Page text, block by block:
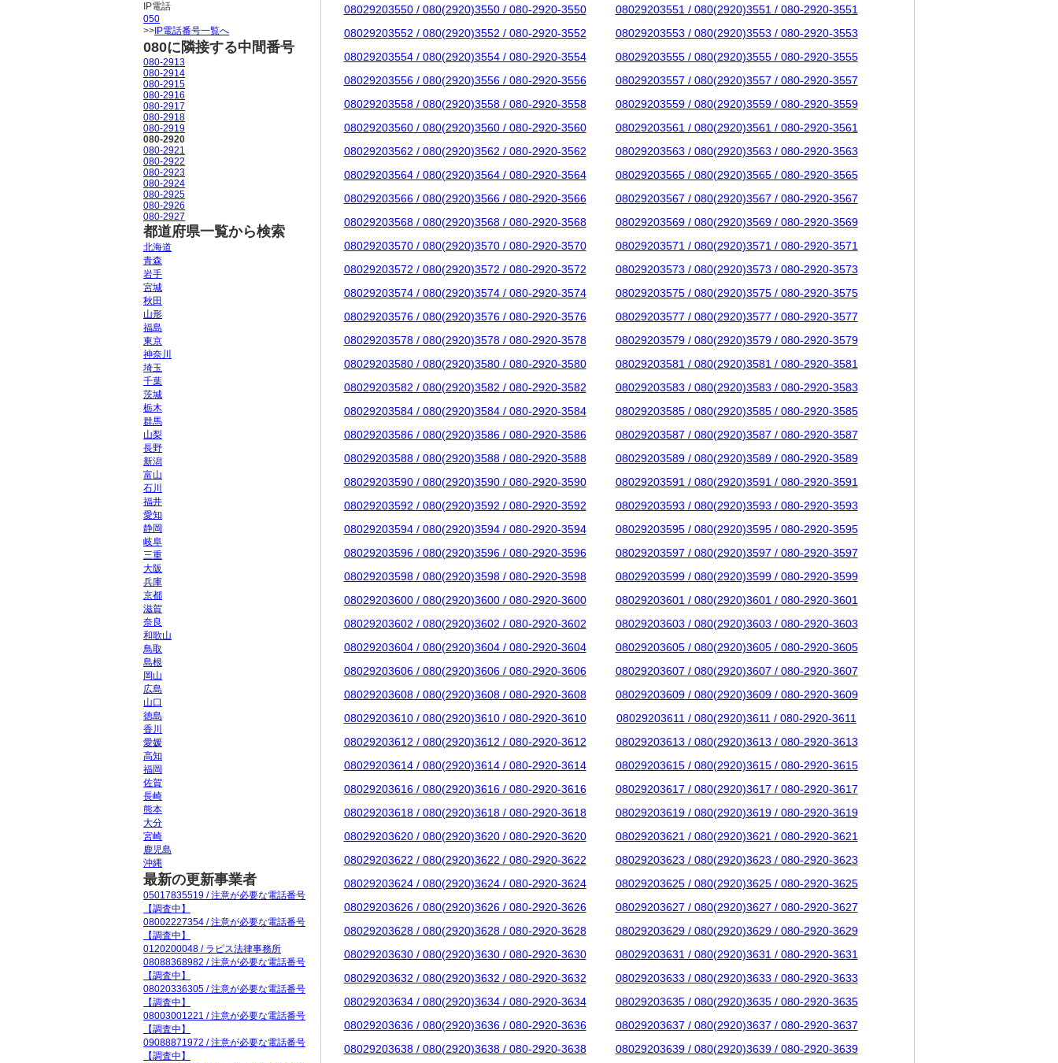
08029203550 / 080(2920)3550 / 080-2920-3550
08029203551 / 080(2920)3551 / 080-2920-3551
08029203552 / 080(2920)3552 / 080-2920-3552
08029203553 / 080(2920)3553 / 080-2920-3553
08029203554 / 080(2920)3554 / 080-2920-3554
08029203555 / 080(2920)3555 / 080-2920-3555
08029203556 / 080(2920)3556 / 080-2920-3556
08029203557 / 080(2920)3557 / 080-2920-3557
08029203558 / 080(2920)3558 / 080-2920-3558
08029203559 / 080(2920)3559 / 080-2920-3559
08029203560 / 080(2920)3560 / 080-2920-3560
08029203561 / 080(2920)3561 / 080-2920-3561
08029203562 / 080(2920)3562 / 080-2920-3562
08029203563 / 080(2920)3563 / 080-2920-3563
08029203564 / 080(2920)3564 / 080-2920-3564
08029203565 / 080(2920)3565 / 080-2920-3565
08029203566 / 080(2920)3566 / 080-2920-3566
08029203567 / 080(2920)3567 / 080-2920-3567
08029203568 / 080(2920)3568 / 080-2920-3568
08029203569 / 080(2920)3569 / 080-2920-3569
08029203570 / 080(2920)3570 / 080-2920-3570
08029203571 / 080(2920)3571 / 080-2920-3571
08029203572 / 080(2920)3572 / 080-2920-3572
08029203573 / 080(2920)3573 / 080-2920-3573
08029203574 / 080(2920)3574 / 080-2920-3574
08029203575 / 080(2920)3575 / 080-2920-3575
08029203576 / 080(2920)3576 / 080-2920-3576
08029203577 / 080(2920)3577 / 080-2920-3577
08029203578 / 080(2920)3578 / 080-2920-3578
08029203579 / 080(2920)3579 / 080-2920-3579
08029203580 / 080(2920)3580 / 080-2920-3580
08029203581 / 080(2920)3581 / 080-2920-3581
08029203582 / 080(2920)3582 / 080-2920-3582
08029203583 / 080(2920)3583 / 080-2920-3583
08029203584 / 080(2920)3584 / 080-2920-3584
08029203585 / 080(2920)3585 / 080-2920-3585
08029203586 / 080(2920)3586 / 080-2920-3586
08029203587 / 080(2920)3587 / 080-2920-3587
08029203588 / 080(2920)3588 / 080-2920-3588
08029203589 / 080(2920)3589 / 080-2920-3589
08029203590 / 080(2920)3590 / 080-2920-3590
08029203591 / 080(2920)3591 / 080-2920-3591
08029203592 / 080(2920)3592 / 080-2920-3592
08029203593 / 080(2920)3593 / 080-2920-3593
08029203594 / 080(2920)3594 / 080-2920-3594
08029203595 / 080(2920)3595 / 080-2920-3595
08029203596 / 080(2920)3596 / 080-2920-3596
08029203597 / 080(2920)3597 / 080-2920-3597
08029203598 / 080(2920)3598 / 080-2920-3598
08029203599 / 080(2920)3599 / 080-2920-3599
08029203600 / 080(2920)3600 / 080-2920-3600
08029203601 / 080(2920)3601 / 080-2920-3601
08029203602 / 080(2920)3602 / 080-2920-3602
08029203603 / 080(2920)3603 / 080-2920-3603
08029203604 / 080(2920)3604 / 080-2920-3604
08029203605 / 080(2920)3605 / 080-2920-3605
08029203606 / 080(2920)3606 / 080-2920-3606
08029203607 / 080(2920)3607 / 080-2920-3607
08029203608 / 080(2920)3608 / 080-2920-3608
08029203609 / 080(2920)3609 / 080-2920-3609
08029203610 / 080(2920)3610 / 080-2920-3610
08029203611 / 080(2920)3611 / 080-2920-3611
08029203612 / 080(2920)3612 / 080-2920-3612
08029203613 / 080(2920)3613 / 080-2920-3613
08029203614 / 080(2920)3614 / 080-2920-3614
08029203615 / 080(2920)3615 / 080-2920-3615
08029203616 / 080(2920)3616 / 080-2920-3616
08029203617 / 080(2920)3617 / 080-2920-3617
08029203618 / 080(2920)3618 / 080-2920-3618
08029203619 / 080(2920)3619 / 080-2920-3619
08029203620 / 080(2920)3620 / 080-2920-3620
08029203621 / 080(2920)3621 / 080-2920-3621
08029203622 / 080(2920)3622 / 080-2920-3622
08029203623 / 080(2920)3623 / 080-2920-3623
08029203624 / 080(2920)3624 / 080-2920-3624
08029203625 / 080(2920)3625 / 080-2920-3625
08029203626 / 080(2920)3626 / 080-2920-3626
08029203627 / 080(2920)3627 / 080-2920-3627
08029203628 / 080(2920)3628 / 080-2920-3628
08029203629 / 080(2920)3629 / 080-2920-3629
08029203630 / 080(2920)3630 / 080-2920-3630
08029203631 / 080(2920)3631 / 080-2920-3631
08029203632 / 080(2920)3632 / 080-2920-3632
08029203633 / 080(2920)3633 / 080-2920-3633
08029203634 / 080(2920)3634 / 080-2920-3634
08029203635 / 080(2920)3635 / 080-2920-3635
08029203636 / 080(2920)3636 / 080-2920-3636
08029203637 / 080(2920)3637 / 080-2920-3637
08029203638 / 080(2920)3638 / 080-2920-3638
08029203639 / 080(2920)3639 / 080-2920-3639
IP電話
050
>> IP電話番号一覧へ
080に隣接する中間番号
080-2913
080-2914
080-2915
080-2916
080-2917
080-2918
080-2919
080-2920
080-2921
080-2922
080-2923
080-2924
080-2925
080-2926
080-2927
都道府県一覧から検索
北海道
青森
岩手
宮城
秋田
山形
福島
東京
神奈川
埼玉
千葉
茨城
栃木
群馬
山梨
長野
新潟
富山
石川
福井
愛知
静岡
岐阜
三重
大阪
兵庫
京都
滋賀
奈良
和歌山
鳥取
島根
岡山
広島
山口
徳島
香川
愛媛
高知
福岡
佐賀
長崎
熊本
大分
宮崎
鹿児島
沖縄
最新の更新事業者
05017835519 / 注意が必要な電話番号
【調査中】
08002227354 / 注意が必要な電話番号
【調査中】
0120200048 / ラピス法律事務所
08088368982 / 注意が必要な電話番号
【調査中】
08020336305 / 注意が必要な電話番号
【調査中】
08003001221 / 注意が必要な電話番号
【調査中】
09088871972 / 注意が必要な電話番号
【調査中】